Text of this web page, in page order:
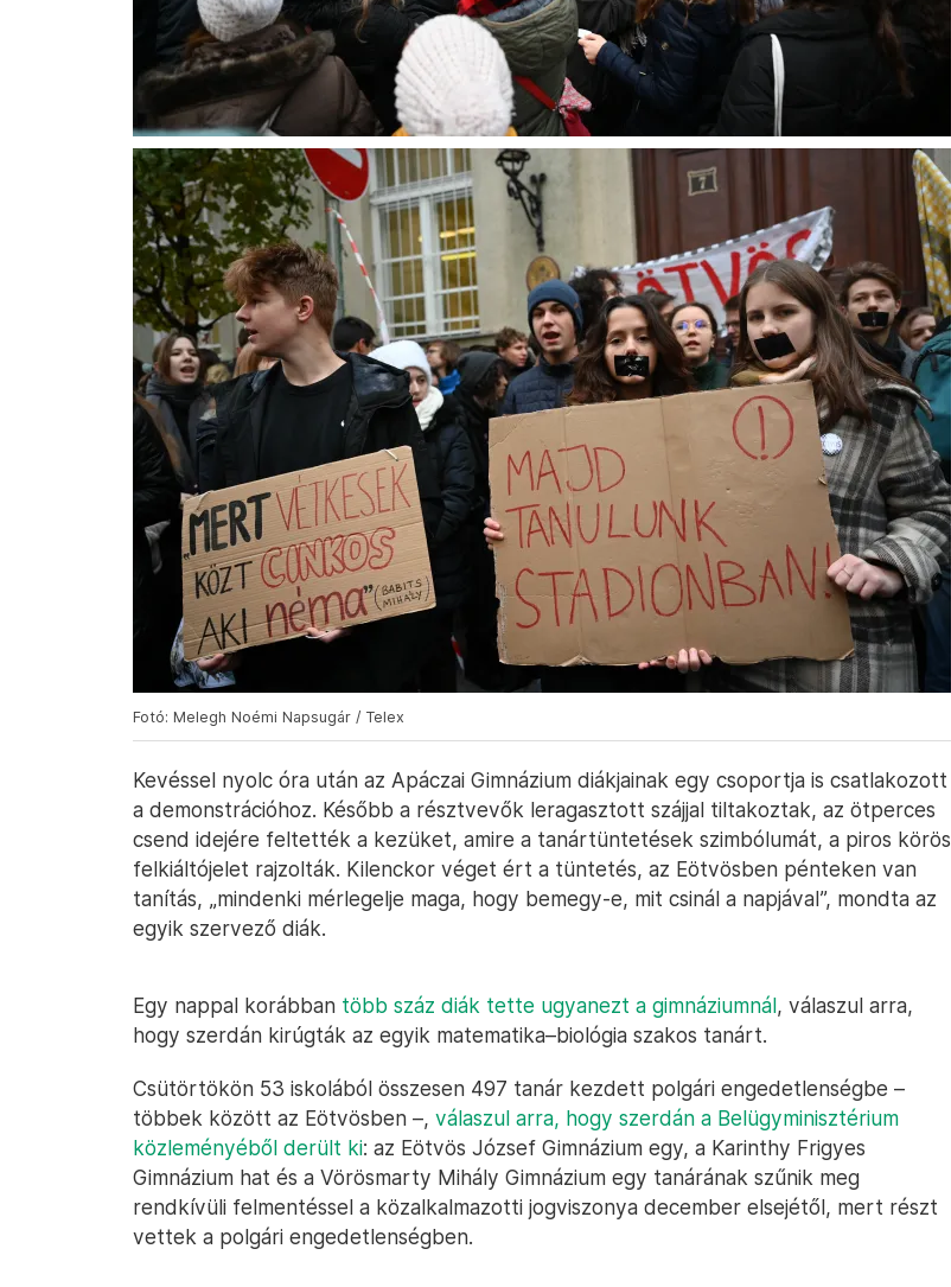
Fotó: Melegh Noémi Napsugár / Telex
Kevéssel nyolc óra után az Apáczai Gimnázium diákjainak egy csoportja is csatlakozott
a demonstrációhoz. Később a résztvevők leragasztott szájjal tiltakoztak, az ötperces
csend idejére feltették a kezüket, amire a tanártüntetések szimbólumát, a piros körös
felkiáltójelet rajzolták. Kilenckor véget ért a tüntetés, az Eötvösben pénteken van
tanítás, „mindenki mérlegelje maga, hogy bemegy-e, mit csinál a napjával”, mondta az
egyik szervező diák.
Egy nappal korábban több száz diák tette ugyanezt a gimnáziumnál, válaszul arra,
hogy szerdán kirúgták az egyik matematika–biológia szakos tanárt.
Csütörtökön 53 iskolából összesen 497 tanár kezdett polgári engedetlenségbe –
többek között az Eötvösben –, válaszul arra, hogy szerdán a Belügyminisztérium
közleményéből derült ki: az Eötvös József Gimnázium egy, a Karinthy Frigyes
Gimnázium hat és a Vörösmarty Mihály Gimnázium egy tanárának szűnik meg
rendkívüli felmentéssel a közalkalmazotti jogviszonya december elsejétől, mert részt
vettek a polgári engedetlenségben.